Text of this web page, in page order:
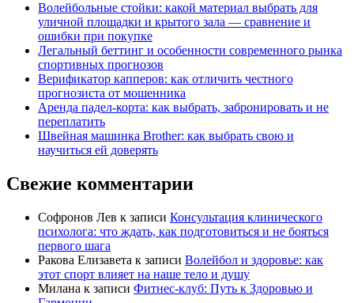
Волейбольные стойки: какой материал выбрать для
уличной площадки и крытого зала — сравнение и
ошибки при покупке
Легальный беттинг и особенности современного рынка
спортивных прогнозов
Верификатор капперов: как отличить честного
прогнозиста от мошенника
Аренда падел-корта: как выбрать, забронировать и не
переплатить
Швейная машинка Brother: как выбрать свою и
научиться ей доверять
Свежие комментарии
Софронов Лев к записи Консультация клинического
психолога: что ждать, как подготовиться и не бояться
первого шага
Ракова Елизавета к записи Волейбол и здоровье: как
этот спорт влияет на наше тело и душу
Милана к записи Фитнес-клуб: Путь к Здоровью и